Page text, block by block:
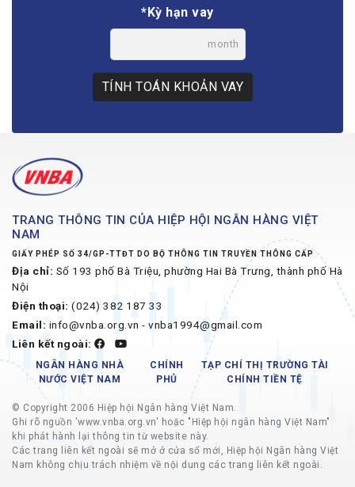
*Kỳ hạn vay
month
TÍNH TOÁN KHOẢN VAY
TRANG THÔNG TIN CỦA HIỆP HỘI NGÂN HÀNG VIỆT
NAM
GIẤY PHÉP SỐ 34/GP-TTĐT DO BỘ THÔNG TIN TRUYỀN THÔNG CẤP
Địa chỉ: Số 193 phố Bà Triệu, phường Hai Bà Trưng, thành phố Hà
Nội
Điện thoại: (024) 382 187 33
Email: info@vnba.org.vn - vnba1994@gmail.com
Liên kết ngoài:
NGÂN HÀNG NHÀ
NƯỚC VIỆT NAM
CHÍNH
PHỦ
TẠP CHÍ THỊ TRƯỜNG TÀI
CHÍNH TIỀN TỆ
© Copyright 2006 Hiệp hội Ngân hàng Việt Nam.
Ghi rõ nguồn 'www.vnba.org.vn' hoặc "Hiệp hội ngân hàng Việt Nam"
khi phát hành lại thông tin từ website này.
Các trang liên kết ngoài sẽ mở ở cửa sổ mới, Hiệp hội Ngân hàng Việt
Nam không chịu trách nhiệm về nội dung các trang liên kết ngoài.